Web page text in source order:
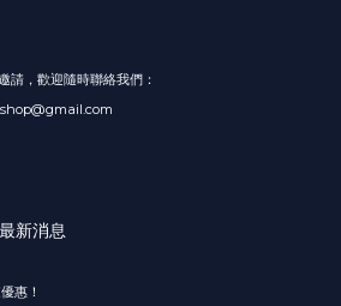
請，歡迎隨時聯絡我們：
新消息
惠！